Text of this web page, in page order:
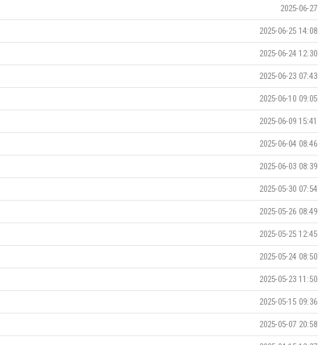
2025-06-27
2025-06-25 14:08
2025-06-24 12:30
2025-06-23 07:43
2025-06-10 09:05
2025-06-09 15:41
2025-06-04 08:46
2025-06-03 08:39
2025-05-30 07:54
2025-05-26 08:49
2025-05-25 12:45
2025-05-24 08:50
2025-05-23 11:50
2025-05-15 09:36
2025-05-07 20:58